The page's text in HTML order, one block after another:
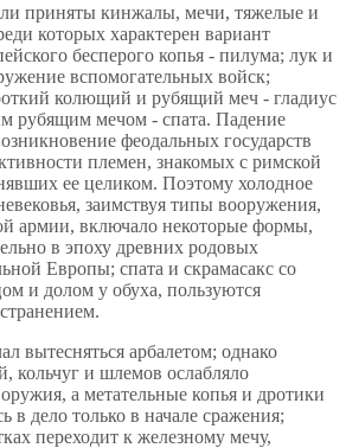
приняты кинжалы, мечи, тяжелые и
которых характерен вариант
бесперого копья - пилума; лук и
вспомогательных войск;
колющий и рубящий меч - гладиус
рубящим мечом - спата. Падение
феодальных государств
племен, знакомых с римской
ее целиком. Поэтому холодное
заимствуя типы вооружения,
армии, включало некоторые формы,
в эпоху древних родовых
Европы; спата и скрамасакс со
и долом у обуха, пользуются
вытесняться арбалетом; однако
кольчуг и шлемов ослабляло
а метательные копья и дротики
в дело только в начале сражения;
переходит к железному мечу,